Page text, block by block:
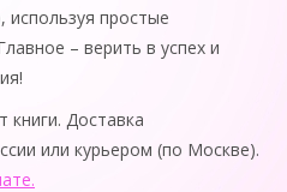
используя простые
– верить в успех и
книги. Доставка
или курьером (по Москве).